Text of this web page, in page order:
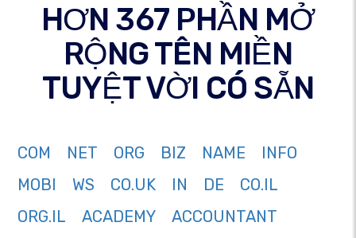
HƠN 367 PHẦN MỞ
RỘNG TÊN MIỀN
TUYỆT VỜI CÓ SẴN
COM NET ORG BIZ NAME
INFO
MOBI
WS CO.UK IN DE
CO.IL
ORG.IL
ACADEMY
ACCOUNTANT